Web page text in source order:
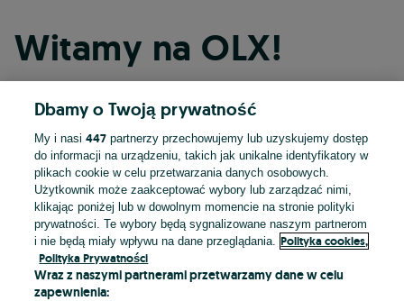
Witamy na OLX!
Kontynuuj przez Facebooka
Kontynuuj przez konto Apple
Kontynuuj przez konto Google
LUB
Dbamy o Twoją prywatność
My i nasi447 partnerzy przechowujemy lub uzyskujemy dostęp
do informacji na urządzeniu, takich jak unikalne identyfikatory w
plikach cookie w celu przetwarzania danych osobowych.
Użytkownik może zaakceptować wybory lub zarządzać nimi,
klikając poniżej lub w dowolnym momencie na stronie polityki
prywatności. Te wybory będą sygnalizowane naszym partnerom
i nie będą miały wpływu na dane przeglądania.
Polityka cookies,
Polityka Prywatności
Wraz z naszymi partnerami przetwarzamy dane w celu
zapewnienia: